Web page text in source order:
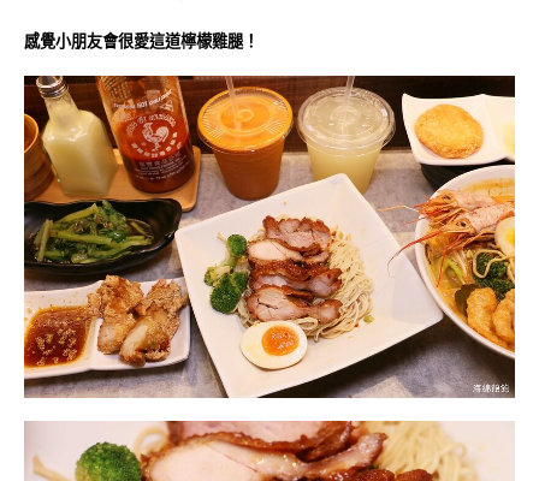
感覺小朋友會很愛這道檸檬雞腿！